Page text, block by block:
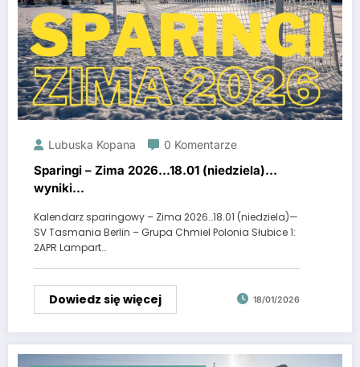
Lubuska Kopana 0 Komentarze
Sparingi – Zima 2026…18.01 (niedziela)…
wyniki…
Kalendarz sparingowy – Zima 2026…18.01 (niedziela)—
SV Tasmania Berlin – Grupa Chmiel Polonia Słubice 1:
2APR Lampart…
Dowiedz się więcej 18/01/2026